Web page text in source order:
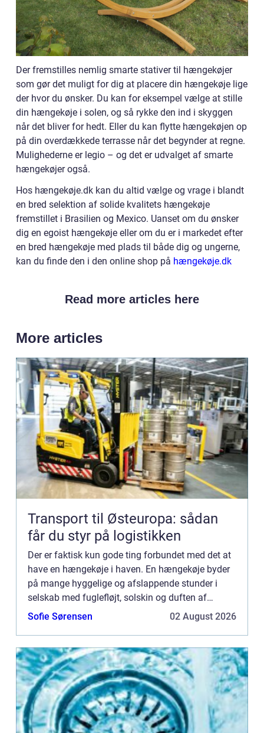
Der fremstilles nemlig smarte stativer til hængekøjer
som gør det muligt for dig at placere din hængekøje lige
der hvor du ønsker. Du kan for eksempel vælge at stille
din hængekøje i solen, og så rykke den ind i skyggen
når det bliver for hedt. Eller du kan flytte hængekøjen op
på din overdækkede terrasse når det begynder at regne.
Mulighederne er legio – og det er udvalget af smarte
hængekøjer også.
Hos hængekøje.dk kan du altid vælge og vrage i blandt
en bred selektion af solide kvalitets hængekøje
fremstillet i Brasilien og Mexico. Uanset om du ønsker
dig en egoist hængekøje eller om du er i markedet efter
en bred hængekøje med plads til både dig og ungerne,
kan du finde den i den online shop på hængekøje.dk
Read more articles here
More articles
Transport til Østeuropa: sådan
får du styr på logistikken
Der er faktisk kun gode ting forbundet med det at
have en hængekøje i haven. En hængekøje byder
på mange hyggelige og afslappende stunder i
selskab med fuglefløjt, solskin og duften af
sommer. Den helt store for...
Sofie Sørensen 02 August 2026